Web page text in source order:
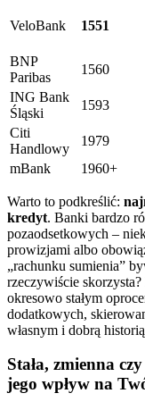
VeloBank 1551
BNP
Paribas
1560
ING Bank
Śląski
1593
Citi
Handlowy
1979
mBank
1960+
Warto to podkreślić:
kredyt. Banki bardzo
pozaodsetkowych –
prowizjami albo
„rachunku sumienia”
rzeczywiście
okresowo stałym
dodatkowych,
własnym i dobrą
Stała, zmienna
jego wpływ na